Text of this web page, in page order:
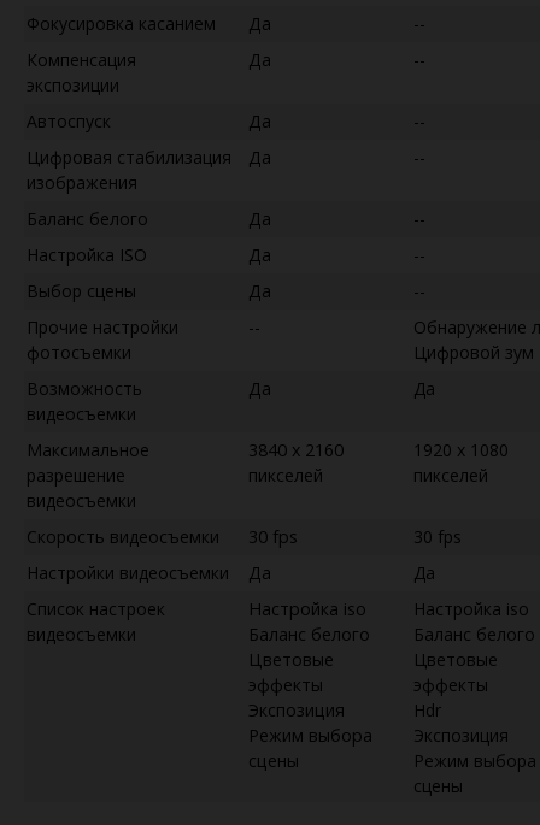
Фокусировка касанием Да
--
Компенсация
экспозиции
Да --
Автоспуск Да
--
Цифровая стабилизация
изображения
Да --
Баланс белого Да
--
Настройка ISO
Да
--
Выбор сцены
Да
--
Прочие настройки
фотосъемки
--
Обнаружение
Цифровой зум
Возможность
видеосъемки
Да Да
Максимальное
разрешение
видеосъемки
3840 x 2160
пикселей
1920 x 1080
пикселей
Скорость видеосъемки 30 fps
30 fps
Настройки видеосъемки
Да
Да
Список настроек
видеосъемки
Настройка iso
Баланс белого
Цветовые
эффекты
Экспозиция
Режим выбора
сцены
Настройка iso
Баланс белого
Цветовые
эффекты
Hdr
Экспозиция
Режим выбора
сцены